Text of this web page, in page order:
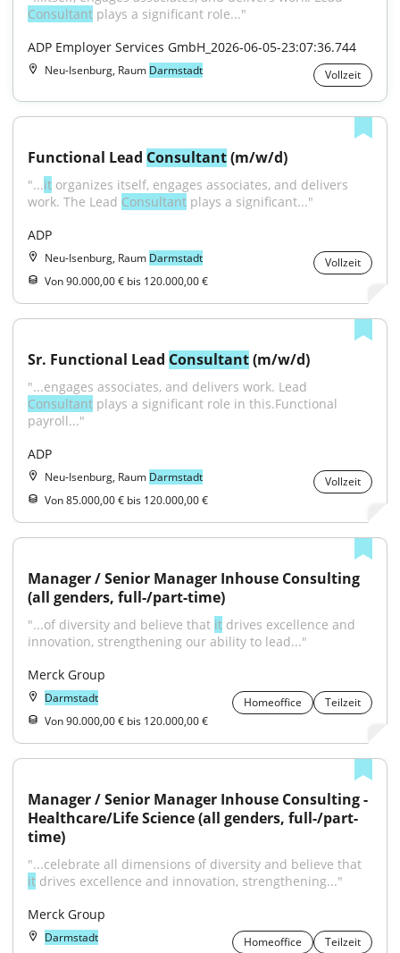
Consultant plays a significant role..."
ADP Employer Services GmbH_2026-06-05-23:07:36.744
Neu-Isenburg, Raum Darmstadt Vollzeit
Functional Lead Consultant (m/w/d)
"...it organizes itself, engages associates, and delivers
work. The Lead Consultant plays a significant..."
ADP
Neu-Isenburg, Raum Darmstadt
Vollzeit
Von 90.000,00 € bis 120.000,00 €
Sr. Functional Lead Consultant (m/w/d)
Consultant plays a significant role in this.Functional
payroll..."
ADP
Neu-Isenburg, Raum Darmstadt
Vollzeit
Von 85.000,00 € bis 120.000,00 €
Manager / Senior Manager Inhouse Consulting
(all genders, full-/part-time)
"...of diversity and believe that it drives excellence and
innovation, strengthening our ability to lead..."
Merck Group
Darmstadt Homeoffice
Teilzeit
Von 90.000,00 € bis 120.000,00 €
Manager / Senior Manager Inhouse Consulting -
Healthcare/Life Science (all genders, full-/part-
time)
it drives excellence and innovation, strengthening..."
Merck Group
Darmstadt Homeoffice Teilzeit